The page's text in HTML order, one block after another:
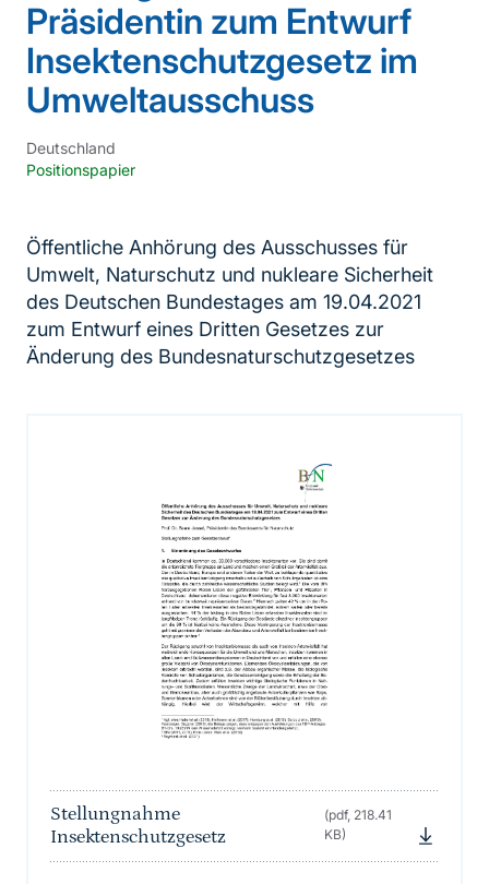
Präsidentin zum Entwurf
Insektenschutzgesetz im
Umweltausschuss
Deutschland
Positionspapier
Öffentliche Anhörung des Ausschusses für
Umwelt, Naturschutz und nukleare Sicherheit
des Deutschen Bundestages am 19.04.2021
zum Entwurf eines Dritten Gesetzes zur
Änderung des Bundesnaturschutzgesetzes
Stellungnahme
Insektenschutzgesetz
(pdf, 218.41
KB)